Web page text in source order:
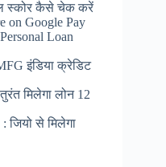
स्कोर कैसे चेक करें
on Google Pay
Loan
इंडिया क्रेडिट
मिलेगा लोन 12
जियो से मिलेगा